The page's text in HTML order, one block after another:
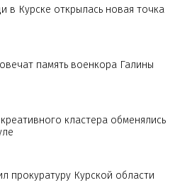
в Курске открылась новая точка
память военкора Галины
кластера обменялись
прокуратуру Курской области